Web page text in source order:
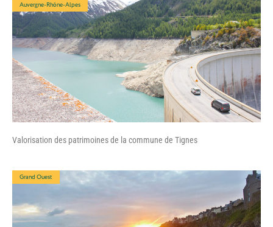
Auvergne-Rhône-Alpes
Valorisation des patrimoines de la commune de Tignes
Grand Ouest